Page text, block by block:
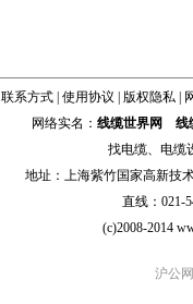
联系方式| 使用协议 版权隐私|
网络实名： 线缆世界网
线
找电缆、 电缆
地址：上海紫竹国家高新技
直线：021-
(c)2008-2014
沪公